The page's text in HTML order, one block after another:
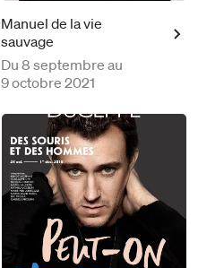
Manuel de la vie
sauvage
Du 8 septembre au
9 octobre 2021